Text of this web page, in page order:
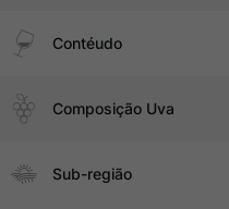
Contéudo
Composição Uva
Sub-região